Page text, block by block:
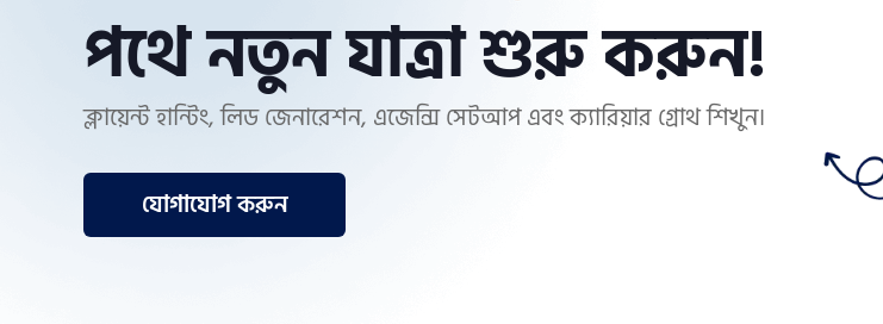
পথে নতুন যাত্রা শুরু করুন!
ক্লায়েন্ট হান্টিং, লিড জেনারেশন, এজেন্সি সেটআপ এবং ক্যারিয়ার গ্রোথ শিখুন।
যোগাযোগ করুন